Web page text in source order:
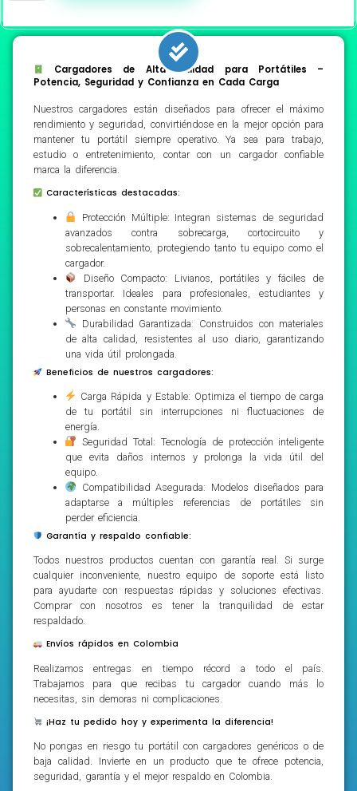
Cargadores de Alta Calidad para Portátiles –
Potencia, Seguridad y Confianza en Cada Carga
Nuestros cargadores están diseñados para ofrecer el máximo
rendimiento y seguridad, convirtiéndose en la mejor opción para
mantener tu portátil siempre operativo. Ya sea para trabajo,
estudio o entretenimiento, contar con un cargador confiable
marca la diferencia.
Características destacadas:
Protección Múltiple: Integran sistemas de seguridad
avanzados contra sobrecarga, cortocircuito y
sobrecalentamiento, protegiendo tanto tu equipo como el
cargador.
Diseño Compacto: Livianos, portátiles y fáciles de
transportar. Ideales para profesionales, estudiantes y
personas en constante movimiento.
Durabilidad Garantizada: Construidos con materiales
de alta calidad, resistentes al uso diario, garantizando
una vida útil prolongada.
Beneficios de nuestros cargadores:
Carga Rápida y Estable: Optimiza el tiempo de carga
de tu portátil sin interrupciones ni fluctuaciones de
energía.
Seguridad Total: Tecnología de protección inteligente
que evita daños internos y prolonga la vida útil del
equipo.
Compatibilidad Asegurada: Modelos diseñados para
adaptarse a múltiples referencias de portátiles sin
perder eficiencia.
Garantía y respaldo confiable:
Todos nuestros productos cuentan con garantía real. Si surge
cualquier inconveniente, nuestro equipo de soporte está listo
para ayudarte con respuestas rápidas y soluciones efectivas.
Comprar con nosotros es tener la tranquilidad de estar
respaldado.
Envíos rápidos en Colombia
Realizamos entregas en tiempo récord a todo el país.
Trabajamos para que recibas tu cargador cuando más lo
necesitas, sin demoras ni complicaciones.
¡Haz tu pedido hoy y experimenta la diferencia!
No pongas en riesgo tu portátil con cargadores genéricos o de
baja calidad. Invierte en un producto que te ofrece potencia,
seguridad, garantía y el mejor respaldo en Colombia.